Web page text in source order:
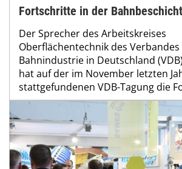
Fortschritte in der
Der Sprecher des Arbeitskreises
Oberflächentechnik des
Bahnindustrie in Deutschland
hat auf der im November letzten
stattgefundenen VDB-Tagung die